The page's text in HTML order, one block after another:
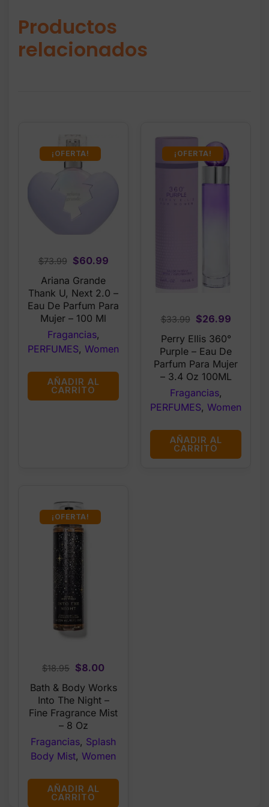
Productos
relacionados
¡OFERTA!
$73.99
Original
price
was:
$73.99.
$60.99Current
is:
$60.99.
Ariana Grande
Thank U, Next 2.0 –
Eau De Parfum Para
Mujer – 100 Ml
Fragancias,
PERFUMES, Women
AÑADIR AL
CARRITO
¡OFERTA!
$33.99
Original
price
was:
$33.99.
$26.99Current
is:
$26.99.
Perry Ellis 360°
Purple – Eau De
Parfum Para Mujer
– 3.4 Oz 100ML
Fragancias,
PERFUMES, Women
AÑADIR AL
CARRITO
¡OFERTA!
$18.95 Original
price
was:
$18.95.
$8.00Current
price
$8.00.
Bath & Body Works
Into The Night –
Fine Fragrance Mist
– 8 Oz
Fragancias, Splash
Body Mist, Women
AÑADIR AL
CARRITO